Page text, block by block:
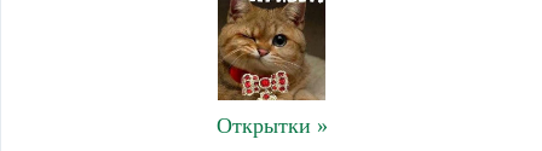
Открытки »